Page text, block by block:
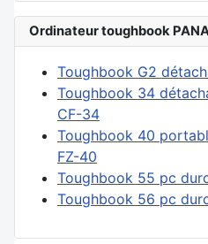
Ordinateur toughbook
Toughbook G2
Toughbook 34
CF-34
Toughbook 40
FZ-40
Toughbook 55 pc
Toughbook 56 pc